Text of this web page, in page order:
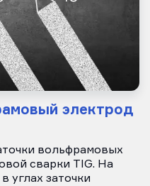
электрод
вольфрамовых
сварки TIG. На
углах заточки